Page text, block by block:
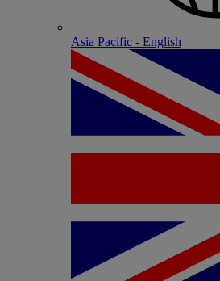
Asia Pacific - English